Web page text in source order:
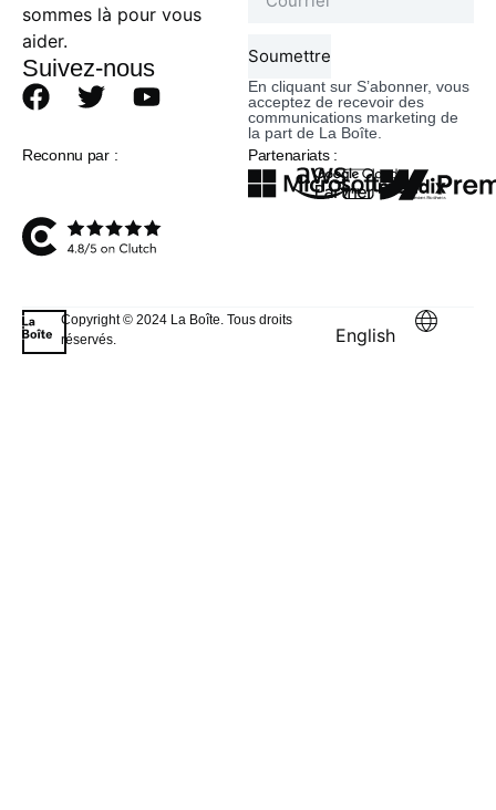
sommes là pour vous
aider.
Suivez-nous Soumettre
En cliquant sur S’abonner, vous
acceptez de recevoir des
communications marketing de
la part de La Boîte.
Reconnu par :
Partenariats :
Copyright © 2024 La Boîte. Tous droits
réservés.
English